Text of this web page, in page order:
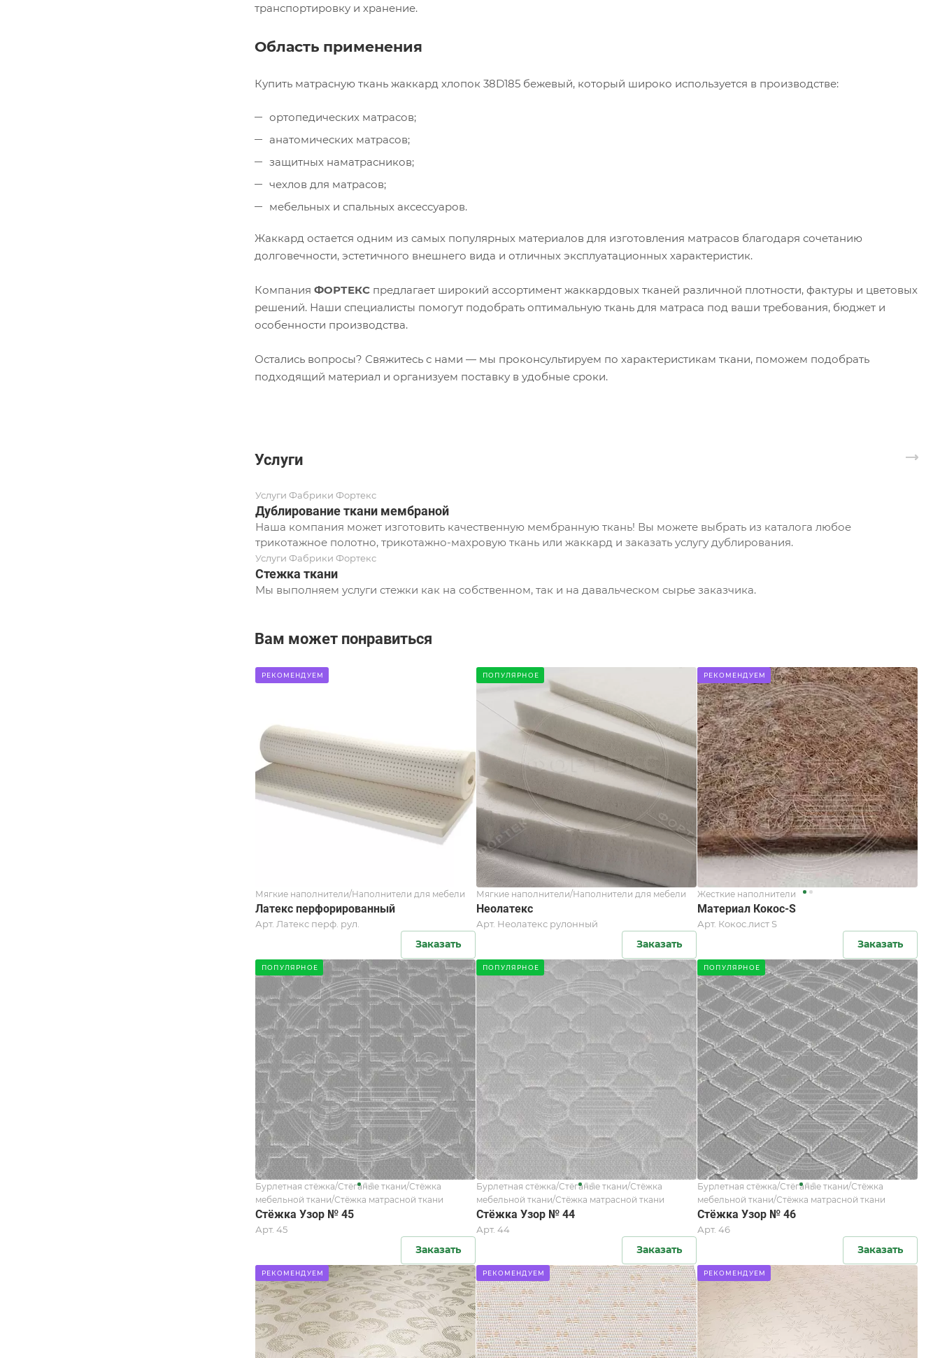
транспортировку и хранение.
Область применения
Купить матрасную ткань жаккард хлопок 38D185 бежевый, который широко используется в производстве:
ортопедических матрасов;
анатомических матрасов;
защитных наматрасников;
чехлов для матрасов;
мебельных и спальных аксессуаров.
Жаккард остается одним из самых популярных материалов для изготовления матрасов благодаря сочетанию
долговечности, эстетичного внешнего вида и отличных эксплуатационных характеристик.
Компания ФОРТЕКС предлагает широкий ассортимент жаккардовых тканей различной плотности, фактуры и цветовых
решений. Наши специалисты помогут подобрать оптимальную ткань для матраса под ваши требования, бюджет и
особенности производства.
Остались вопросы? Свяжитесь с нами — мы проконсультируем по характеристикам ткани, поможем подобрать
подходящий материал и организуем поставку в удобные сроки.
Услуги
Услуги Фабрики Фортекс
Дублирование ткани мембраной
Наша компания может изготовить качественную мембранную ткань! Вы можете выбрать из каталога любое
трикотажное полотно, трикотажно-махровую ткань или жаккард и заказать услугу дублирования.
Услуги Фабрики Фортекс
Стежка ткани
Мы выполняем услуги стежки как на собственном, так и на давальческом сырье заказчика.
Вам может понравиться
РЕКОМЕНДУЕМ
Мягкие наполнители/Наполнители для мебели
Латекс перфорированный
Арт. Латекс перф. рул.
Заказать
ПОПУЛЯРНОЕ
Мягкие наполнители/Наполнители для мебели
Неолатекс
Арт. Неолатекс рулонный
Заказать
РЕКОМЕНДУЕМ
Жесткие наполнители
Материал Кокос-S
Арт. Кокос.лист S
Заказать
ПОПУЛЯРНОЕ
Бурлетная стёжка/Стёганые ткани/Стёжка
мебельной ткани/Стёжка матрасной ткани
Стёжка Узор № 45
Арт. 45
Заказать
ПОПУЛЯРНОЕ
Бурлетная стёжка/Стёганые ткани/Стёжка
мебельной ткани/Стёжка матрасной ткани
Стёжка Узор № 44
Арт. 44
Заказать
ПОПУЛЯРНОЕ
Бурлетная стёжка/Стёганые ткани/Стёжка
мебельной ткани/Стёжка матрасной ткани
Стёжка Узор № 46
Арт. 46
Заказать
РЕКОМЕНДУЕМ РЕКОМЕНДУЕМ РЕКОМЕНДУЕМ